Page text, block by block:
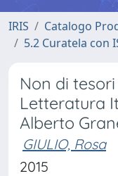
IRIS Catalogo
5.2 Curatela con
Non di
Letteratura
Alberto
GIULIO, Rosa
2015